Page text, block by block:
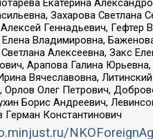
Екатерина
Захарова
Геннадьевич, Гефтер
Владимировна,
Алексеевна, Закс
Арапова Галина
Вячеславовна,
Орлов Олег Петрович,
Борис Андреевич,
Герман Константинович